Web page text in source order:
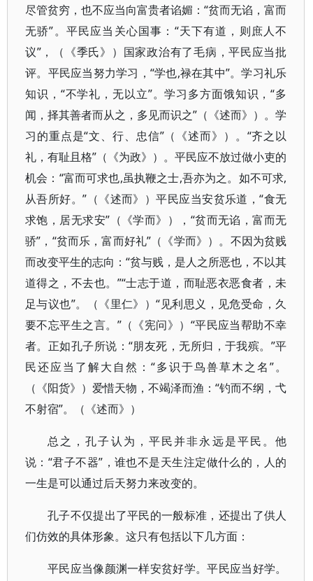
尽管贫穷，也不应当向富贵者谄媚：“贫而无谄，富而
无骄”。平民应当关心国事：“天下有道，则庶人不
议”，（《季氏》）国家政治有了毛病，平民应当批
评。平民应当努力学习，“学也,禄在其中”。学习礼乐
知识，“不学礼，无以立”。学习多方面饿知识，“多
闻，择其善者而从之，多见而识之”（《述而》）。学
习的重点是“文、行、忠信”（《述而》）。“齐之以
礼，有耻且格”（《为政》）。平民应不放过做小吏的
机会：“富而可求也,虽执鞭之士,吾亦为之。如不可求,
从吾所好。”（《述而》）平民应当安贫乐道，“食无
求饱，居无求安”（《学而》），“贫而无谄，富而无
骄”，“贫而乐，富而好礼”（《学而》）。不因为贫贱
而改变平生的志向：“贫与贱，是人之所恶也，不以其
道得之，不去也。”“士志于道，而耻恶衣恶食者，未
足与议也”。（《里仁》）“见利思义，见危受命，久
要不忘平生之言。”（《宪问》）“平民应当帮助不幸
者。正如孔子所说：“朋友死，无所归，于我殡。”平
民还应当了解大自然：“多识于鸟兽草木之名”。
（《阳货》）爱惜天物，不竭泽而渔：“钓而不纲，弋
不射宿”。（《述而》）
总之，孔子认为，平民并非永远是平民。他
说：“君子不器”，谁也不是天生注定做什么的，人的
一生是可以通过后天努力来改变的。
孔子不仅提出了平民的一般标准，还提出了供人
们仿效的具体形象。这只有包括以下几方面：
平民应当像颜渊一样安贫好学。平民应当好学。